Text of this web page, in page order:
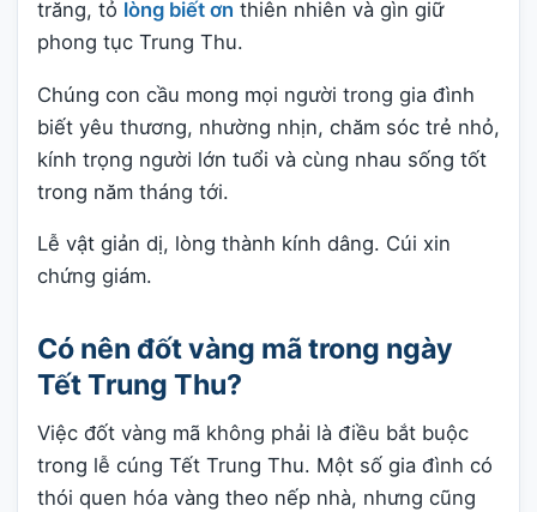
trăng, tỏ lòng biết ơn thiên nhiên và gìn giữ
phong tục Trung Thu.
Chúng con cầu mong mọi người trong gia đình
biết yêu thương, nhường nhịn, chăm sóc trẻ nhỏ,
kính trọng người lớn tuổi và cùng nhau sống tốt
trong năm tháng tới.
Lễ vật giản dị, lòng thành kính dâng. Cúi xin
chứng giám.
Có nên đốt vàng mã trong ngày
Tết Trung Thu?
Việc đốt vàng mã không phải là điều bắt buộc
trong lễ cúng Tết Trung Thu. Một số gia đình có
thói quen hóa vàng theo nếp nhà, nhưng cũng